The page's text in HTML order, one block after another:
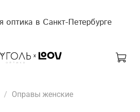
в Санкт-Петербурге
Оправы женские